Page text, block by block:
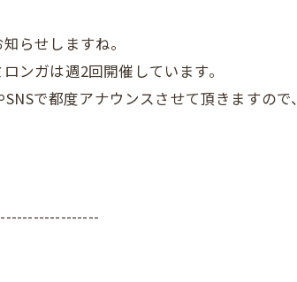
らせしますね。
ンガは週2回開催しています。
で都度アナウンスさせて頂きますので、